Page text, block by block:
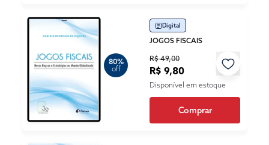
80%
off
Digital
JOGOS FISCAIS
R$ 49,00
R$ 9,80
Disponível em estoque
Comprar